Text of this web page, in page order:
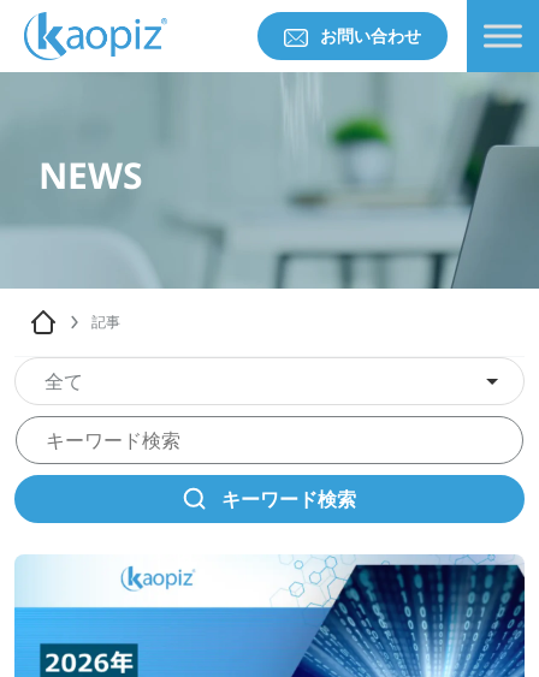
お問い合わせ
NEWS
記事
全て
キーワード検索